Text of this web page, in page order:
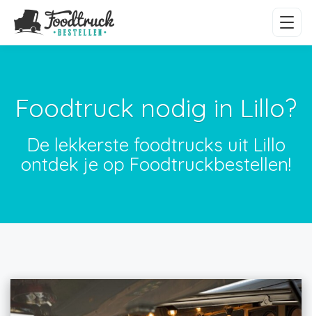
Foodtruck nodig in Lillo?
De lekkerste foodtrucks uit Lillo
ontdek je op Foodtruckbestellen!